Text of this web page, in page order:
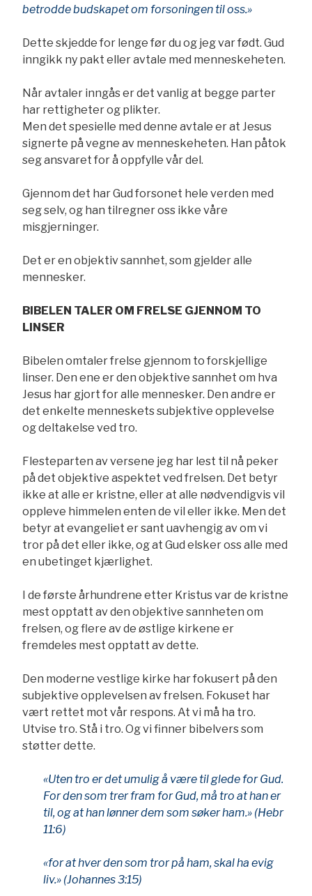
betrodde budskapet om forsoningen til oss.»
Dette skjedde for lenge før du og jeg var født. Gud
inngikk ny pakt eller avtale med menneskeheten.
Når avtaler inngås er det vanlig at begge parter
har rettigheter og plikter.
Men det spesielle med denne avtale er at Jesus
signerte på vegne av menneskeheten. Han påtok
seg ansvaret for å oppfylle vår del.
Gjennom det har Gud forsonet hele verden med
seg selv, og han tilregner oss ikke våre
misgjerninger.
Det er en objektiv sannhet, som gjelder alle
mennesker.
BIBELEN TALER OM FRELSE GJENNOM TO
LINSER
Bibelen omtaler frelse gjennom to forskjellige
linser. Den ene er den objektive sannhet om hva
Jesus har gjort for alle mennesker. Den andre er
det enkelte menneskets subjektive opplevelse
og deltakelse ved tro.
Flesteparten av versene jeg har lest til nå peker
på det objektive aspektet ved frelsen. Det betyr
ikke at alle er kristne, eller at alle nødvendigvis vil
oppleve himmelen enten de vil eller ikke. Men det
betyr at evangeliet er sant uavhengig av om vi
tror på det eller ikke, og at Gud elsker oss alle med
en ubetinget kjærlighet.
I de første århundrene etter Kristus var de kristne
mest opptatt av den objektive sannheten om
frelsen, og flere av de østlige kirkene er
fremdeles mest opptatt av dette.
Den moderne vestlige kirke har fokusert på den
subjektive opplevelsen av frelsen. Fokuset har
vært rettet mot vår respons. At vi må ha tro.
Utvise tro. Stå i tro. Og vi finner bibelvers som
støtter dette.
«Uten tro er det umulig å være til glede for Gud.
For den som trer fram for Gud, må tro at han er
til, og at han lønner dem som søker ham.» (Hebr
11:6)
«for at hver den som tror på ham, skal ha evig
liv.» (Johannes 3:15)